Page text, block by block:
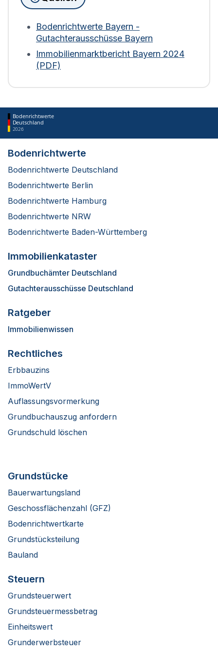
(sowie Nutzung) zur Berechnung heranzieht.
der Immobilie fließen ein. Bei Wohngebäuden wird
die Fläche zudem mit einem Abschlag von 30 %
bewertet. Diese Regelung gilt für die Berechnung
ab 2025.
Bodenrichtwerte Bayern -
Gutachterausschüsse Bayern
Immobilienmarktbericht Bayern 2024
(PDF)
Bodenrichtwerte
Deutschland
2026
Bodenrichtwerte
Bodenrichtwerte Deutschland
Bodenrichtwerte Berlin
Bodenrichtwerte Hamburg
Bodenrichtwerte NRW
Bodenrichtwerte Baden-Württemberg
Immobilienkataster
Grundbuchämter Deutschland
Gutachterausschüsse Deutschland
Ratgeber
Immobilienwissen
Rechtliches
Erbbauzins
ImmoWertV
Auflassungsvormerkung
Grundbuchauszug anfordern
Grundschuld löschen
Grundstücke
Bauerwartungsland
Geschossflächenzahl (GFZ)
Bodenrichtwertkarte
Grundstücksteilung
Bauland
Steuern
Grundsteuerwert
Grundsteuermessbetrag
Einheitswert
Grunderwerbsteuer